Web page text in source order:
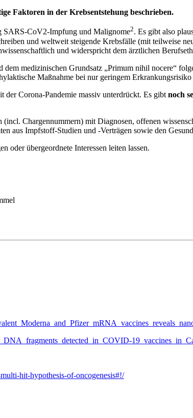
Faktoren in der Krebsentstehung beschrieben.
SARS-CoV2-Impfung und Malignome2. Es gibt also
und weltweit steigende Krebsfälle (mit teilweise
und widerspricht dem ärztlichen
medizinischen Grundsatz „Primum nihil nocere“
Maßnahme bei nur geringem
Corona-Pandemie massiv unterdrückt. Es gibt noch
Chargennummern) mit Diagnosen, offenen
aus Impfstoff-Studien und -Verträgen sowie den
oder übergeordnete Interessen leiten lassen.
hit-hypothesis-of-oncogenesis#!/